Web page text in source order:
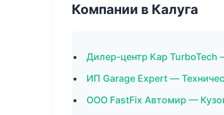
Компании в Калуга
Дилер-центр Кар TurboTech
ИП Garage Expert —
ООО FastFix Автомир —